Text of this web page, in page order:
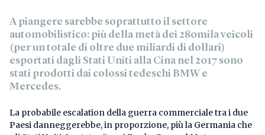
A piangere sarebbe soprattutto il settore
automobilistico: più della metà dei 280mila veicoli
(per un totale di oltre due miliardi di dollari)
esportati dagli Stati Uniti alla Cina nel 2017 sono
stati prodotti dai colossi tedeschi BMW e
Mercedes.
La probabile escalation della guerra commerciale tra i due
Paesi danneggerebbe, in proporzione, più la Germania che